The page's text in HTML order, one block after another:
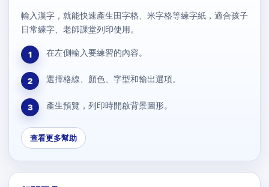
輸入漢字，就能快速產生田字格、米字格等練字紙，適合孩子
日常練字、老師課堂列印使用。
1 在左側輸入要練習的內容。
2 選擇格線、顏色、字型和輸出選項。
3 產生預覽，列印時開啟背景圖形。
查看更多幫助